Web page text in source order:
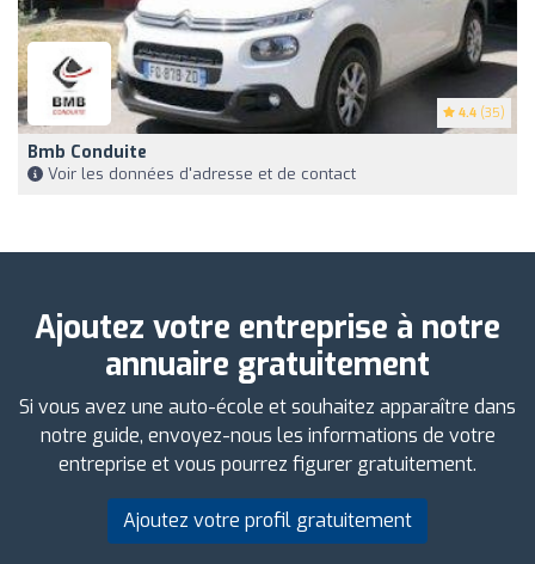
4.4 (35)
Bmb Conduite
Voir les données d'adresse et de contact
Ajoutez votre entreprise à notre
annuaire gratuitement
Si vous avez une auto-école et souhaitez apparaître dans
notre guide, envoyez-nous les informations de votre
entreprise et vous pourrez figurer gratuitement.
Ajoutez votre profil gratuitement